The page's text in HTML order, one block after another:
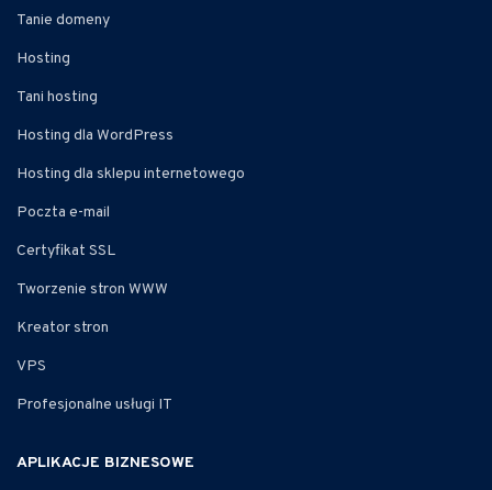
Tanie domeny
Hosting
Tani hosting
Hosting dla WordPress
Hosting dla sklepu internetowego
Poczta e-mail
Certyfikat SSL
Tworzenie stron WWW
Kreator stron
VPS
Profesjonalne usługi IT
APLIKACJE BIZNESOWE